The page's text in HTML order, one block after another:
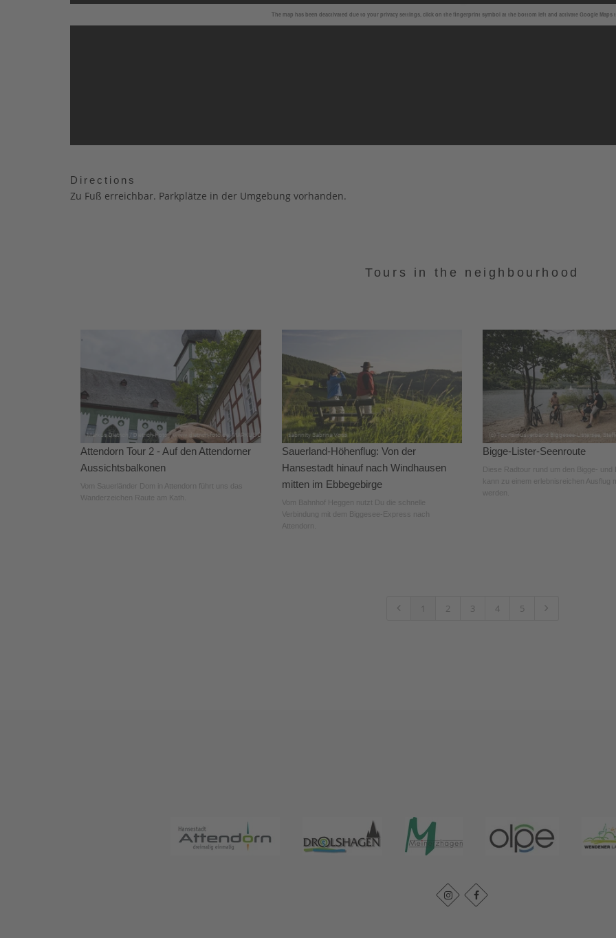
The map has been deactivated due to your privacy settings, click on the fingerprint symbol at the bottom left and activate Google Maps
Directions
Zu Fuß erreichbar. Parkplätze in der Umgebung vorhanden.
Tours in the neighbourhood
Attendorn Tour 2 - Auf den Attendorner
Aussichtsbalkonen
Vom Sauerländer Dom in Attendorn führt uns das
Wanderzeichen Raute am Kath.
Sauerland-Höhenflug: Von der
Hansestadt hinauf nach Windhausen
mitten im Ebbegebirge
Vom Bahnhof Heggen nutzt Du die schnelle
Verbindung mit dem Biggesee-Express nach
Attendorn.
Bigge-Lister-Seenroute
Diese Radtour rund um den Bigge- und
kann zu einem erlebnisreichen Ausflug
werden.
1 2 3 4 5